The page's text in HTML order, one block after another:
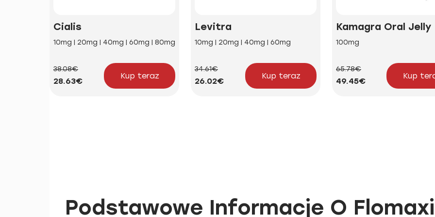
Cialis
10mg | 20mg | 40mg | 60mg | 80mg
38.08€
28.63€
Kup teraz
Levitra
10mg | 20mg | 40mg | 60mg
34.61€
26.02€
Kup teraz
Kamagra Oral Jelly
100mg
65.78€
49.45€
Kup
Podstawowe Informacje O